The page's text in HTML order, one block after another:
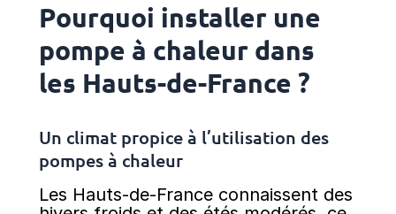
Pourquoi installer une
pompe à chaleur dans
les Hauts-de-France ?
Un climat propice à l’utilisation des
pompes à chaleur
Les Hauts-de-France connaissent des